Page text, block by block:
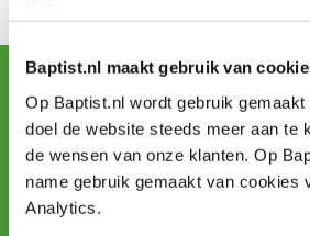
Baptist.nl maakt gebruik van
Op Baptist.nl wordt gebruik
doel de website steeds meer aan te
de wensen van onze klanten. Op
name gebruik gemaakt van cookies
Analytics.
Bekijk alles van Festool
Newsletter abonnieren
und erhalten Sie Angebote, neue Produkte
Abonnieren